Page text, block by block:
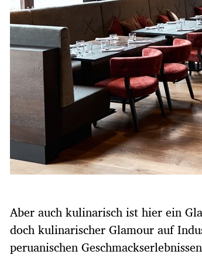
Aber auch kulinarisch ist hier ein
doch kulinarischer Glamour auf
peruanischen